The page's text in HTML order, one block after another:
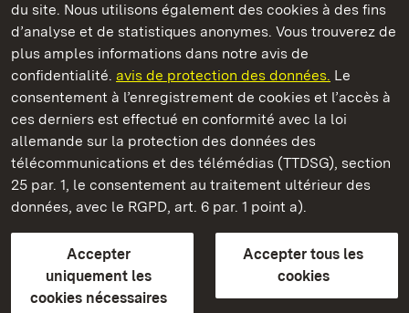
du site. Nous utilisons également des cookies à des fins
d’analyse et de statistiques anonymes. Vous trouverez de
plus amples informations dans notre avis de
confidentialité. avis de protection des données. Le
consentement à l’enregistrement de cookies et l’accès à
ces derniers est effectué en conformité avec la loi
allemande sur la protection des données des
télécommunications et des télémédias (TTDSG), section
25 par. 1, le consentement au traitement ultérieur des
données, avec le RGPD, art. 6 par. 1 point a).
Accepter
uniquement les
cookies nécessaires
Accepter tous les
cookies
Staatliche Schlösser und Gärten Baden‑Württemberg
Châteaux et jardins publics du Bade-Wurtemberg
ContactFAQ et réponsesMentions légales
Protection des données
Explications sur l’accessibilité
BITV-konform (geprüfte Seiten)
plus loin
Accueil